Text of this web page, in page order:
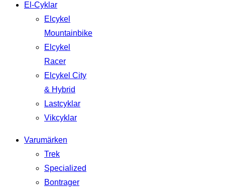
El-Cyklar
Elcykel
Mountainbike
Elcykel
Racer
Elcykel City
& Hybrid
Lastcyklar
Vikcyklar
Varumärken
Trek
Specialized
Bontrager